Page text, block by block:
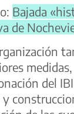
Bajada
de
del